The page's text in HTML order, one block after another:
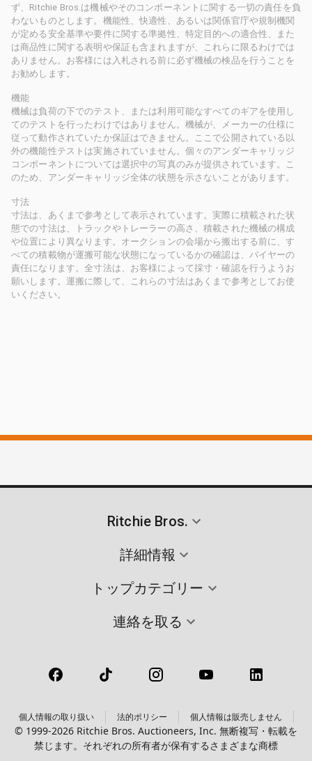
ず、Ritchie Bros.は機械やそのコンポーネントに関する一切の責任を負
わないものとします。機能性、快適性、あるいは関係官庁や規制機関
が定める安全基準や要件に関する準拠性、特定目的への適合性、また
は商品性に関する表明や保証も含まれますが、これらに限るわけでは
ありません。お客様には入札される前に必ず機械の検品を行うことを
お勧めします。
機能
機械は負荷の下でのテスト、または利用可能なすべてのギアを使用し
てのテストを行ったわけではありません。機械が、メーカーの仕様に
従って動作されていたか保証はできません。ここで公開されている以
外の機能性テストは実施されていません。個々のアンダーキャリッジ
コンポーネントについては選択中の写真のみが提供されています。こ
のため、アンダーキャリッジ全体の状態を示さないことがあります。
寸法
寸法は、あくまで参考として表示されています。実際に積載された状
態での寸法は、トラックやトレーラーの高さ、積載された機械の構成
や位置により異なります。オークションの会場から搬出する前に、す
べての積載物が運搬可能な状態になっているかの確認は、バイヤーの
責任になります。全寸法は、お客様によって採寸・確認を行うようお
願いします。運搬に際して、これらの寸法はあくまで参考としてお使
いください。
Ritchie Bros.
詳細情報
トップカテゴリー
連絡を取る
個人情報の取り扱い 法的ポリシー 個人情報は販売しません
© 1999-2026 Ritchie Bros. Auctioneers, Inc. 無断複写・転載を
禁じます。それぞれの所有者が保有するさまざまな商標